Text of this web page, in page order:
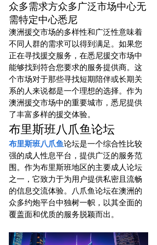
众多需求方众多广泛市场中心无
需特定中心悉尼
澳洲援交市场的多样性和广泛性意味着
不同人群的需求可以得到满足。如果您
正在寻找援交服务，在悉尼援交市场中
能够找到符合您要求的服务提供商。这
个市场对于那些寻找短期陪伴或长期关
系的人来说都是一个理想的选择。作为
澳洲援交市场中的重要城市，悉尼提供
了丰富多样的援交体验。
布里斯班八爪鱼论坛
布里斯班八爪鱼论坛是一个综合性比较
强的成人性息平台，提供广泛的服务范
围。作为布里斯班地区的主要成人论坛
之一，它致力于为用户提供私密且流畅
的信息交流体验。八爪鱼论坛在澳洲的
众多约炮平台中独树一帜，以其全面的
覆盖面和优质的服务脱颖而出。